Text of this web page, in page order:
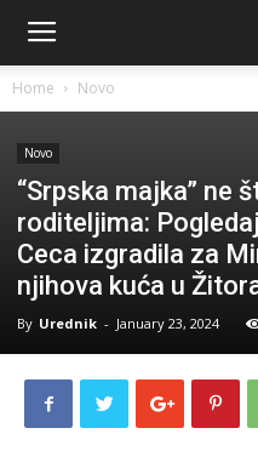
Home Novo
Novo
“Srpska majka” ne
roditeljima:
Ceca izgradila za
njihova kuća u
By Urednik - January 23, 2024